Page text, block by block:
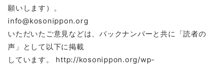
願いします）。
info@kosonippon.org
いただいたご意見などは、バックナンバーと共に「読者の
声」として以下に掲載
しています。 http://kosonippon.org/wp-